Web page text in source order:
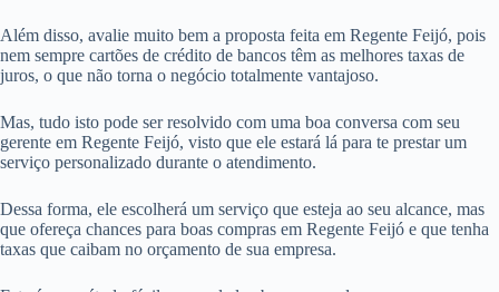
Além disso, avalie muito bem a proposta feita em Regente Feijó, pois
nem sempre cartões de crédito de bancos têm as melhores taxas de
juros, o que não torna o negócio totalmente vantajoso.
Mas, tudo isto pode ser resolvido com uma boa conversa com seu
gerente em Regente Feijó, visto que ele estará lá para te prestar um
serviço personalizado durante o atendimento.
Dessa forma, ele escolherá um serviço que esteja ao seu alcance, mas
que ofereça chances para boas compras em Regente Feijó e que tenha
taxas que caibam no orçamento de sua empresa.